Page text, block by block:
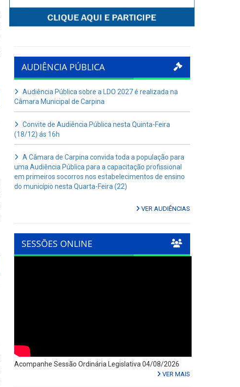
AUDIÊNCIA PÚBLICA
Audiência Pública sobre a LDO 2027 é realizada na
Câmara Municipal de Carpina
Convite de Audiência Pública nesta Quinta-Feira
(18/12) ás 16h
A Câmara de Carpina convida toda a população para
uma Audiência Pública para a capacitação profissional
em primeiros socorros nos estabelecimentos de ensino
do município nesta Quarta-Feira (22)
VER AUDIÊNCIAS
SESSÕES ONLINE
Acompanhe Sessão Ordinária Legislativa 04/08/2026
VER MAIS